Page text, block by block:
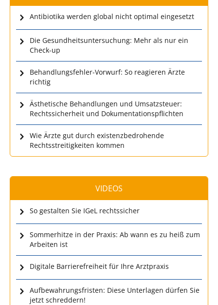
Antibiotika werden global nicht optimal eingesetzt
Die Gesundheitsuntersuchung: Mehr als nur ein
Check-up
Behandlungsfehler-Vorwurf: So reagieren Ärzte
richtig
Ästhetische Behandlungen und Umsatzsteuer:
Rechtssicherheit und Dokumentationspflichten
Wie Ärzte gut durch existenzbedrohende
Rechtsstreitigkeiten kommen
VIDEOS
So gestalten Sie IGeL rechtssicher
Sommerhitze in der Praxis: Ab wann es zu heiß zum
Arbeiten ist
Digitale Barrierefreiheit für Ihre Arztpraxis
Aufbewahrungsfristen: Diese Unterlagen dürfen Sie
jetzt schreddern!